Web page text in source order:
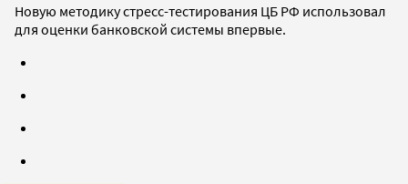
Новую методику стресс-тестирования ЦБ РФ использовал
для оценки банковской системы впервые.